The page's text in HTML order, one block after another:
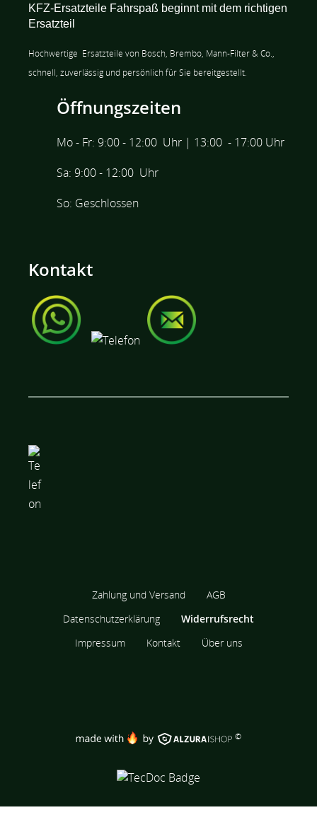
KFZ-Ersatzteile Fahrspaß beginnt mit dem richtigen
Ersatzteil
Hochwertige Ersatzteile von Bosch, Brembo, Mann-Filter & Co.,
schnell, zuverlässig und persönlich für Sie bereitgestellt.
Öffnungszeiten
Mo - Fr: 9:00 - 12:00 Uhr | 13:00 - 17:00 Uhr
Sa: 9:00 - 12:00 Uhr
So: Geschlossen
Kontakt
Zahlung und Versand
AGB
Datenschutzerklärung
Widerrufsrecht
Impressum
Kontakt Über uns
©